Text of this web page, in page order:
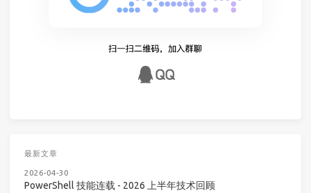
最新文章
2026-04-30
PowerShell 技能连载 - 2026 上半年技术回顾